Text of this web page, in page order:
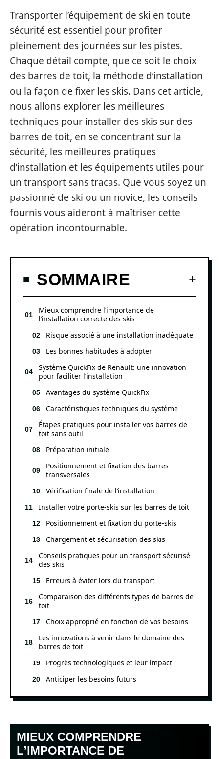
Transporter l’équipement de ski en toute
sécurité est essentiel pour profiter
pleinement des journées sur les pistes.
Chaque détail compte, que ce soit le choix
des barres de toit, la méthode d’installation
ou la façon de fixer les skis. Dans cet article,
nous allons explorer les meilleures
techniques pour installer des skis sur des
barres de toit, en se concentrant sur la
sécurité, les meilleures pratiques
d’installation et les équipements utiles pour
un transport sans tracas. Que vous soyez un
passionné de ski ou un novice, les conseils
fournis vous aideront à maîtriser cette
opération incontournable.
SOMMAIRE
Mieux comprendre l’importance de
l’installation correcte des skis
Risque associé à une installation inadéquate
Les bonnes habitudes à adopter
Système QuickFix de Renault: une innovation
pour faciliter l’installation
Avantages du système QuickFix
Caractéristiques techniques du système
Étapes pratiques pour installer vos barres de
toit sans outil
Préparation initiale
Positionnement et fixation des barres
transversales
Vérification finale de l’installation
Installer votre porte-skis sur les barres de toit
Positionnement et fixation du porte-skis
Chargement et sécurisation des skis
Conseils pratiques pour un transport sécurisé
des skis
Erreurs à éviter lors du transport
Comparaison des différents types de barres de
toit
Choix approprié en fonction de vos besoins
Les innovations à venir dans le domaine des
barres de toit
Progrès technologiques et leur impact
Anticiper les besoins futurs
MIEUX COMPRENDRE
L’IMPORTANCE DE